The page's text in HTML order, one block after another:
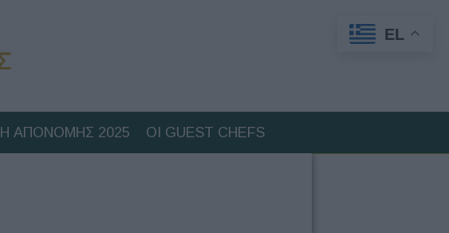
ΑΠΟΝΟΜΗΣ 2025 ΟΙ GUEST CHEFS
EL